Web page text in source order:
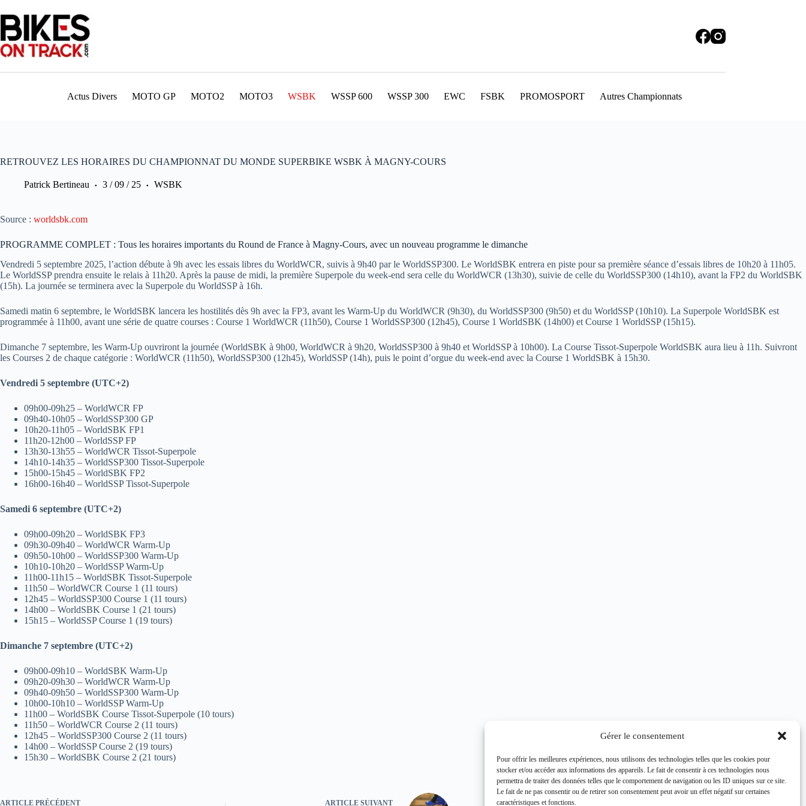
Gérer le consentement
Pour offrir les meilleures expériences, nous utilisons des technologies telles que les cookies pour
stocker et/ou accéder aux informations des appareils. Le fait de consentir à ces technologies nous
permettra de traiter des données telles que le comportement de navigation ou les ID uniques sur ce site.
Le fait de ne pas consentir ou de retirer son consentement peut avoir un effet négatif sur certaines
caractéristiques et fonctions.
au
contenu
Actus Divers MOTO GP MOTO2 MOTO3 WSBK WSSP 600 WSSP 300 EWC FSBK PROMOSPORT Autres Championnats
RETROUVEZ LES HORAIRES DU CHAMPIONNAT DU MONDE SUPERBIKE WSBK À MAGNY-COURS
Patrick Bertineau 3 / 09 / 25 WSBK
Source : worldsbk.com
PROGRAMME COMPLET : Tous les horaires importants du Round de France à Magny-Cours, avec un nouveau programme le dimanche
Vendredi 5 septembre 2025, l’action débute à 9h avec les essais libres du WorldWCR, suivis à 9h40 par le WorldSSP300. Le WorldSBK entrera en piste pour sa première séance d’essais libres de 10h20 à 11h05.
Le WorldSSP prendra ensuite le relais à 11h20. Après la pause de midi, la première Superpole du week-end sera celle du WorldWCR (13h30), suivie de celle du WorldSSP300 (14h10), avant la FP2 du WorldSBK
(15h). La journée se terminera avec la Superpole du WorldSSP à 16h.
Samedi matin 6 septembre, le WorldSBK lancera les hostilités dès 9h avec la FP3, avant les Warm-Up du WorldWCR (9h30), du WorldSSP300 (9h50) et du WorldSSP (10h10). La Superpole WorldSBK est
programmée à 11h00, avant une série de quatre courses : Course 1 WorldWCR (11h50), Course 1 WorldSSP300 (12h45), Course 1 WorldSBK (14h00) et Course 1 WorldSSP (15h15).
Dimanche 7 septembre, les Warm-Up ouvriront la journée (WorldSBK à 9h00, WorldWCR à 9h20, WorldSSP300 à 9h40 et WorldSSP à 10h00). La Course Tissot-Superpole WorldSBK aura lieu à 11h. Suivront
les Courses 2 de chaque catégorie : WorldWCR (11h50), WorldSSP300 (12h45), WorldSSP (14h), puis le point d’orgue du week-end avec la Course 1 WorldSBK à 15h30.
Vendredi 5 septembre (UTC+2)
09h00-09h25 – WorldWCR FP
09h40-10h05 – WorldSSP300 GP
10h20-11h05 – WorldSBK FP1
11h20-12h00 – WorldSSP FP
13h30-13h55 – WorldWCR Tissot-Superpole
14h10-14h35 – WorldSSP300 Tissot-Superpole
15h00-15h45 – WorldSBK FP2
16h00-16h40 – WorldSSP Tissot-Superpole
Samedi 6 septembre (UTC+2)
09h00-09h20 – WorldSBK FP3
09h30-09h40 – WorldWCR Warm-Up
09h50-10h00 – WorldSSP300 Warm-Up
10h10-10h20 – WorldSSP Warm-Up
11h00-11h15 – WorldSBK Tissot-Superpole
11h50 – WorldWCR Course 1 (11 tours)
12h45 – WorldSSP300 Course 1 (11 tours)
14h00 – WorldSBK Course 1 (21 tours)
15h15 – WorldSSP Course 1 (19 tours)
Dimanche 7 septembre (UTC+2)
09h00-09h10 – WorldSBK Warm-Up
09h20-09h30 – WorldWCR Warm-Up
09h40-09h50 – WorldSSP300 Warm-Up
10h00-10h10 – WorldSSP Warm-Up
11h00 – WorldSBK Course Tissot-Superpole (10 tours)
11h50 – WorldWCR Course 2 (11 tours)
12h45 – WorldSSP300 Course 2 (11 tours)
14h00 – WorldSSP Course 2 (19 tours)
15h30 – WorldSBK Course 2 (21 tours)
ARTICLE PRÉCÉDENT ARTICLE SUIVANT